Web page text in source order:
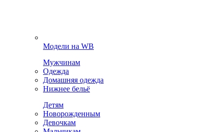
Модели на WB
Мужчинам
Одежда
Домашняя одежда
Нижнее бельё
Детям
Новорожденным
Девочкам